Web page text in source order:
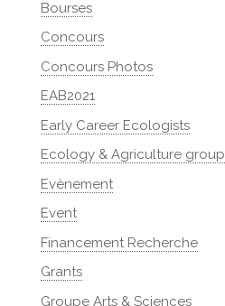
Bourses
Concours
Concours Photos
EAB2021
Early Career Ecologists
Ecology & Agriculture group
Evènement
Event
Financement Recherche
Grants
Groupe Arts & Sciences